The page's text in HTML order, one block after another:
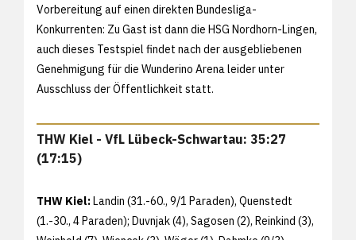
Vorbereitung auf einen direkten Bundesliga-
Konkurrenten: Zu Gast ist dann die HSG Nordhorn-Lingen,
auch dieses Testspiel findet nach der ausgebliebenen
Genehmigung für die Wunderino Arena leider unter
Ausschluss der Öffentlichkeit statt.
THW Kiel - VfL Lübeck-Schwartau: 35:27
(17:15)
THW Kiel:Landin (31.-60., 9/1 Paraden), Quenstedt
(1.-30., 4 Paraden); Duvnjak (4), Sagosen (2), Reinkind (3),